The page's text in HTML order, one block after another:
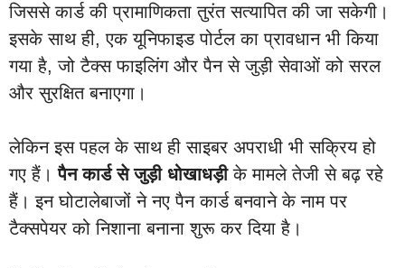
जिससे कार्ड की प्रामाणिकता तुरंत सत्यापित की जा सकेगी।
इसके साथ ही, एक यूनिफाइड पोर्टल का प्रावधान भी किया
गया है, जो टैक्स फाइलिंग और पैन से जुड़ी सेवाओं को सरल
और सुरक्षित बनाएगा।
लेकिन इस पहल के साथ ही साइबर अपराधी भी सक्रिय हो
गए हैं।पैन कार्ड से जुड़ी धोखाधड़ीके मामले तेजी से बढ़ रहे
हैं। इन घोटालेबाजों ने नए पैन कार्ड बनवाने के नाम पर
टैक्सपेयर को निशाना बनाना शुरू कर दिया है।